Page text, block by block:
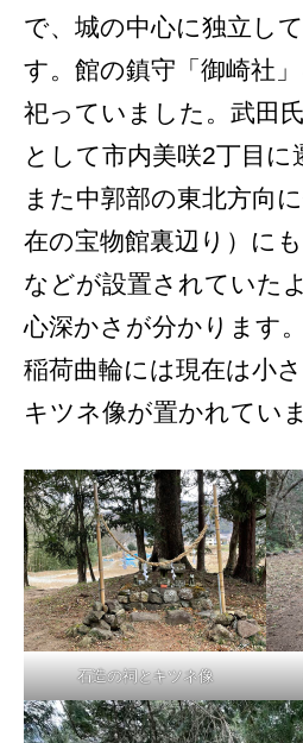
で、城の中心に独立し
す。館の鎮守「御崎社
祀っていました。武田
として市内美咲2丁目に
また中郭部の東北方向
在の宝物館裏辺り）に
などが設置されていた
心深かさが分かります。
稲荷曲輪には現在は小
キツネ像が置かれていま
石造の祠とキツネ像